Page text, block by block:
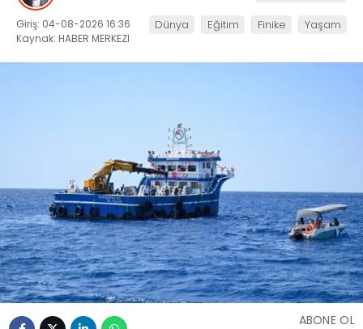
Giriş: 04-08-2026 16:36
Kaynak: HABER MERKEZI
Dünya Eğitim Finike Yaşam
ABONE OL